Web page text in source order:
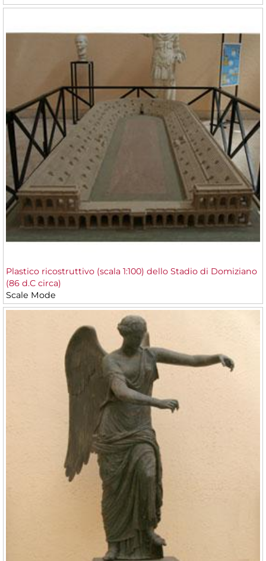
Plastico ricostruttivo (scala 1:100) dello Stadio di Domiziano
(86 d.C circa)
Scale Mode